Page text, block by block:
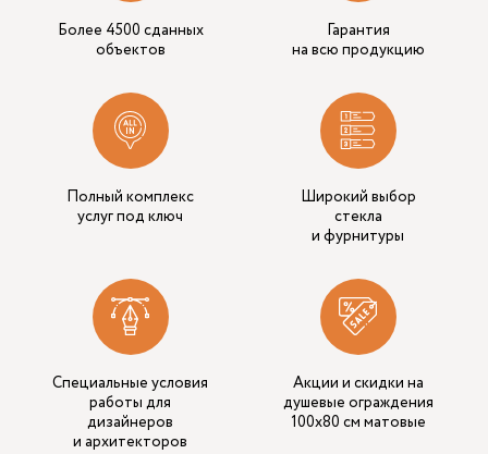
Более 4500 сданных
объектов
Гарантия
на всю продукцию
Полный комплекс
услуг под ключ
Широкий выбор
стекла
и фурнитуры
Специальные условия
работы для
дизайнеров
и архитекторов
Акции и скидки на
душевые ограждения
100х80 см матовые